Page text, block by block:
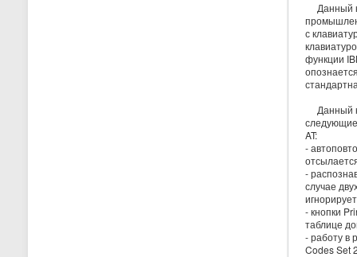
Данный
с
функции
Данный
AT:
-
-
случае
- кнопки
таблице
- работу в
Codes Set